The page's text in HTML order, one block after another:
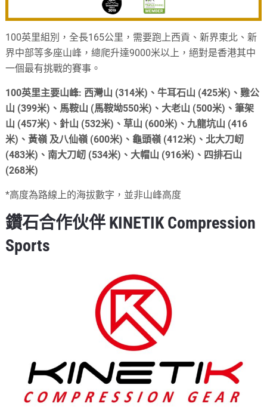
100英里組別，全長165公里，需要跑上西貢、新界東北、新
界中部等多座山峰，總爬升達9000米以上，絕對是香港其中
一個最有挑戰的賽事。
100英里主要山峰: 西灣山 (314米)、牛耳石山 (425米)、雞公
山 (399米)、馬鞍山 (馬鞍坳550米)、大老山 (500米)、筆架
山 (457米)、針山 (532米)、草山 (600米)、九龍坑山 (416
米)、黃嶺 及八仙嶺 (600米)、龜頭嶺 (412米)、北大刀屻
(483米)、南大刀屻 (534米)、 大帽山 (916米)、四排石山
(268米)
*高度為路線上的海拔數字，並非山峰高度
鑽石合作伙伴 KINETIK Compression
Sports